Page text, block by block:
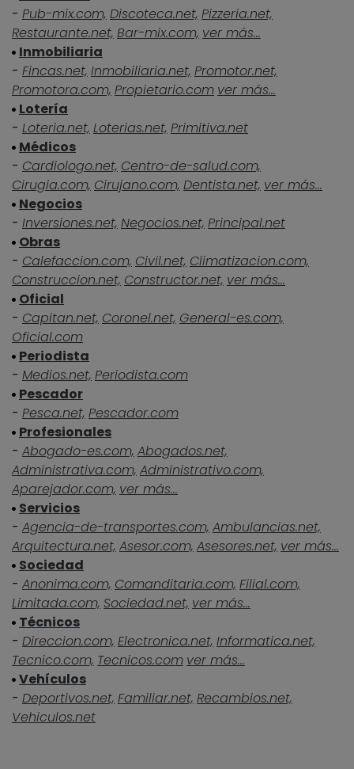
- Pub-mix.com, Discoteca.net, Pizzeria.net,
Restaurante.net, Bar-mix.com, ver más...
Inmobiliaria
- Fincas.net, Inmobiliaria.net, Promotor.net,
Promotora.com, Propietario.com ver más...
Lotería
- Loteria.net, Loterias.net, Primitiva.net
Médicos
- Cardiologo.net, Centro-de-salud.com,
Cirugia.com, Cirujano.com, Dentista.net, ver más...
Negocios
- Inversiones.net, Negocios.net, Principal.net
Obras
- Calefaccion.com, Civil.net, Climatizacion.com,
Construccion.net, Constructor.net, ver más...
Oficial
- Capitan.net, Coronel.net, General-es.com,
Oficial.com
Periodista
- Medios.net, Periodista.com
Pescador
- Pesca.net, Pescador.com
Profesionales
- Abogado-es.com, Abogados.net,
Administrativa.com, Administrativo.com,
Aparejador.com, ver más...
Servicios
- Agencia-de-transportes.com, Ambulancias.net,
Arquitectura.net, Asesor.com, Asesores.net, ver más...
Sociedad
- Anonima.com, Comanditaria.com, Filial.com,
Limitada.com, Sociedad.net, ver más...
Técnicos
- Direccion.com, Electronica.net, Informatica.net,
Tecnico.com, Tecnicos.com ver más...
Vehículos
- Deportivos.net, Familiar.net, Recambios.net,
Vehiculos.net